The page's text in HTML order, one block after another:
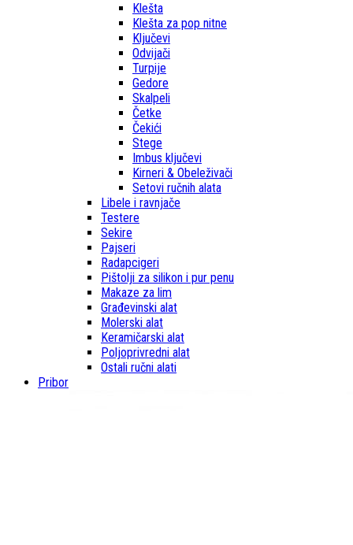
Klešta
Klešta za pop nitne
Ključevi
Odvijači
Turpije
Gedore
Skalpeli
Četke
Čekići
Stege
Imbus ključevi
Kirneri & Obeleživači
Setovi ručnih alata
Libele i ravnjače
Testere
Sekire
Pajseri
Radapcigeri
Pištolji za silikon i pur penu
Makaze za lim
Građevinski alat
Molerski alat
Keramičarski alat
Poljoprivredni alat
Ostali ručni alati
Pribor